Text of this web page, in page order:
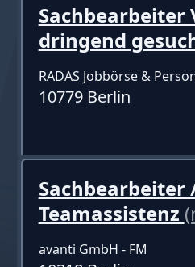
Sachbearbeiter
dringend
RADAS Jobbörse &
10779 Berlin
Sachbearbeiter
Teamassistenz
avanti GmbH - FM